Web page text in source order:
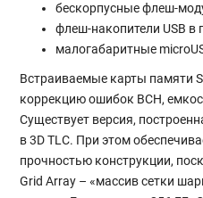
бескорпусные флеш-
флеш-накопители USB в
малогабаритные
Встраиваемые карты памяти
коррекцию ошибок BCH,
Существует версия,
в 3D TLС. При этом
прочностью конструкции,
Grid Array – «массив сетки